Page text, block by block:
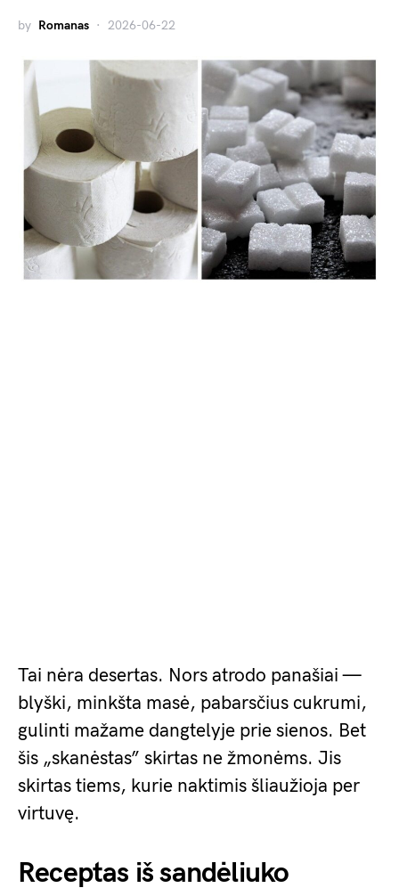
by Romanas 2026-06-22
Tai nėra desertas. Nors atrodo panašiai —
blyški, minkšta masė, pabarsčius cukrumi,
gulinti mažame dangtelyje prie sienos. Bet
šis „skanėstas” skirtas ne žmonėms. Jis
skirtas tiems, kurie naktimis šliaužioja per
virtuvę.
Receptas iš sandėliuko